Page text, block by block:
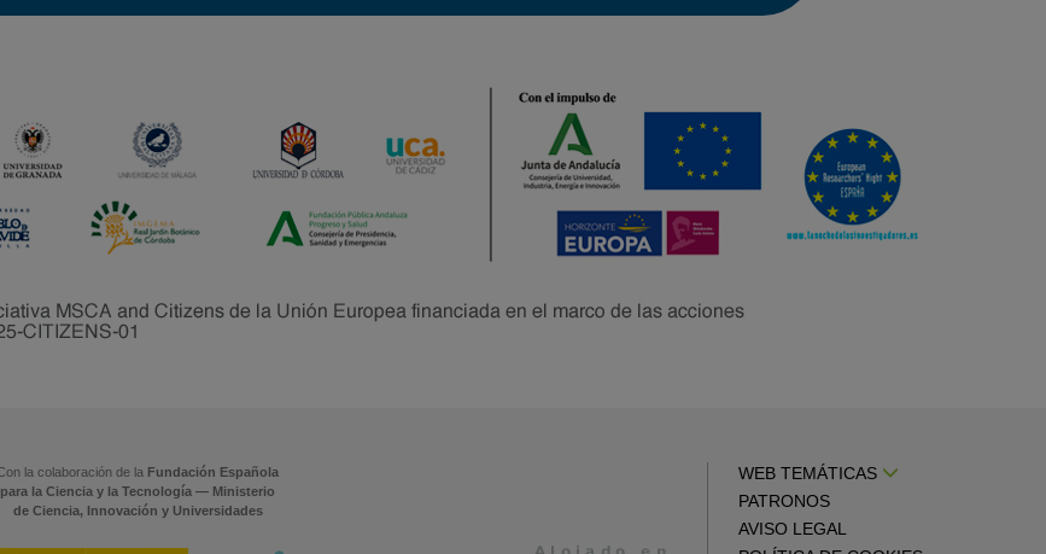
la colaboración de la Fundación Española
para la Ciencia y la Tecnología — Ministerio
de Ciencia, Innovación y Universidades
WEB TEMÁTICAS
PATRONOS
AVISO LEGAL